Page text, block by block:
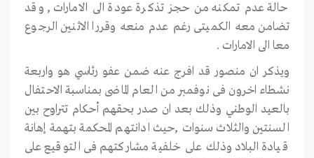
حالة عدم تمكنه من حجز تذكرة عودة الى الامارات , وقد
تضامن معه الكميتى رغم عدم منعه وقررا الاثنين الرجوع
معا الى الامارات .
ويذكر ان منصور قد افرج عنه ضمن عفو رئاسي هو واربعة
نشطاء اخرون فى نوفمبر من العام الماضى بمناسبة الاحتفال
بالعيد الوطني وذلك بعد ان صدر بحقهم أحكام تتراوح بين
السنتين والثلاث سنوات ,حيث ادانتهم المحكمة بتهمة إهانة
قيادة البلاد وذلك على خلفية مشاركتهم فى التوقيع على